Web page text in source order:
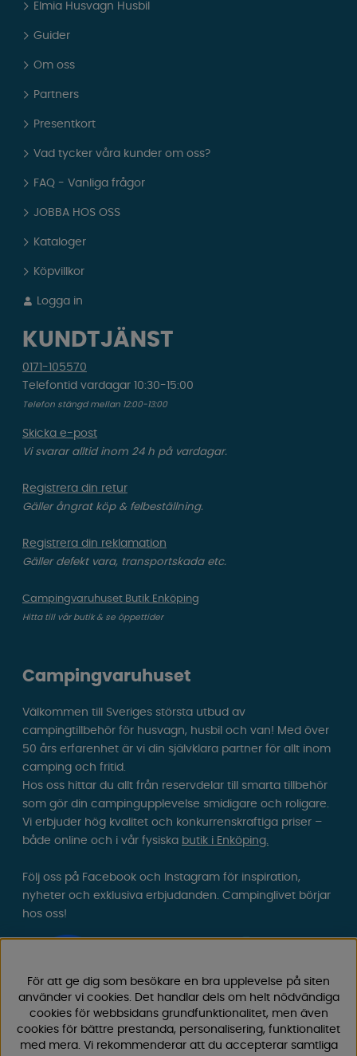
Elmia Husvagn Husbil
Guider
Om oss
Partners
Presentkort
Vad tycker våra kunder om oss?
FAQ - Vanliga frågor
JOBBA HOS OSS
Kataloger
Köpvillkor
Logga in
KUNDTJÄNST
0171-105570
Telefontid vardagar 10:30-15:00
Telefon stängd mellan 12:00-13:00
Skicka e-post
Vi svarar alltid inom 24 h på vardagar.
Registrera din retur
Gäller ångrat köp & felbeställning.
Registrera din reklamation
Gäller defekt vara, transportskada etc.
Campingvaruhuset Butik Enköping
Hitta till vår butik & se öppettider
Campingvaruhuset
Välkommen till Sveriges största utbud av
campingtillbehör för husvagn, husbil och van! Med över
50 års erfarenhet är vi din självklara partner för allt inom
camping och fritid.
Hos oss hittar du allt från reservdelar till smarta tillbehör
som gör din campingupplevelse smidigare och roligare.
Vi erbjuder hög kvalitet och konkurrenskraftiga priser –
både online och i vår fysiska butik i Enköping.
Följ oss på Facebook och Instagram för inspiration,
nyheter och exklusiva erbjudanden. Campinglivet börjar
hos oss!
För att ge dig som besökare en bra upplevelse på siten
använder vi cookies. Det handlar dels om helt nödvändiga
cookies för webbsidans grundfunktionalitet, men även
cookies för bättre prestanda, personalisering, funktionalitet
med mera. Vi rekommenderar att du accepterar samtliga